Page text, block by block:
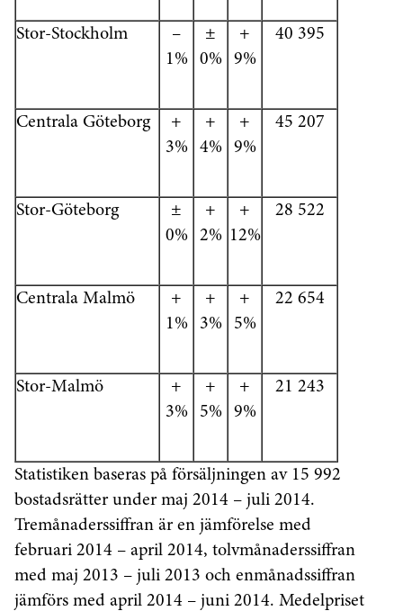
Stor-Stockholm
–
1%
±
0%
+
9%
40 395
Centrala Göteborg
+
3%
+
4%
+
9%
45 207
Stor-Göteborg
±
0%
+
2%
+
12%
28 522
Centrala Malmö
+
1%
+
3%
+
5%
22 654
Stor-Malmö
+
3%
+
5%
+
9%
21 243
Statistiken baseras på försäljningen av 15 992
bostadsrätter under maj 2014 – juli 2014.
Tremånaderssiffran är en jämförelse med
februari 2014 – april 2014, tolvmånaderssiffran
med maj 2013 – juli 2013 och enmånadssiffran
jämförs med april 2014 – juni 2014. Medelpriset